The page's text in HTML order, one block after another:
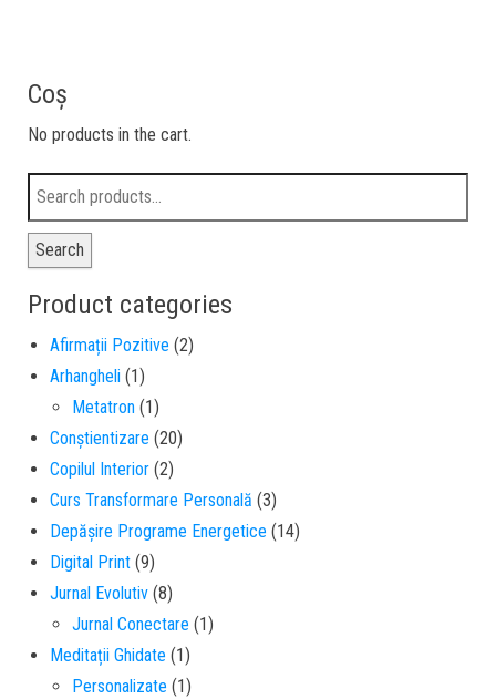
Coș
No products in the cart.
Search
Product categories
Afirmații Pozitive (2)
Arhangheli (1)
Metatron (1)
Conștientizare (20)
Copilul Interior (2)
Curs Transformare Personală (3)
Depășire Programe Energetice (14)
Digital Print (9)
Jurnal Evolutiv (8)
Jurnal Conectare (1)
Meditații Ghidate (1)
Personalizate (1)